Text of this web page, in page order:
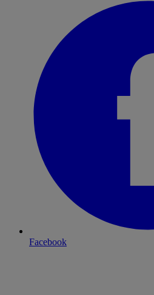
Facebook